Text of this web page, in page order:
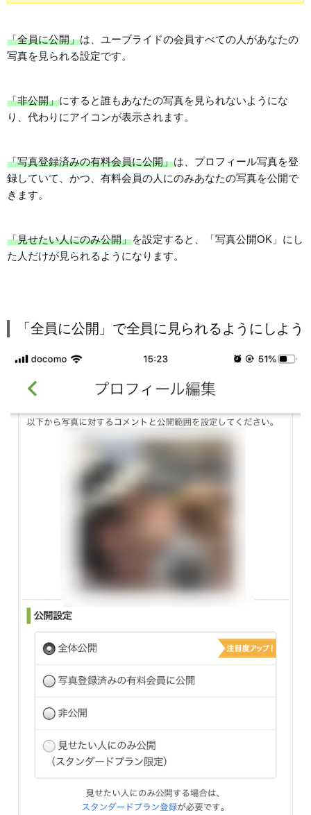
「全員に公開」は、ユーブライドの会員すべての人があなたの
写真を見られる設定です。
「非公開」にすると誰もあなたの写真を見られないようにな
り、代わりにアイコンが表示されます。
「写真登録済みの有料会員に公開」は、プロフィール写真を登
録していて、かつ、有料会員の人にのみあなたの写真を公開で
きます。
「見せたい人にのみ公開」を設定すると、「写真公開OK」にし
た人だけが見られるようになります。
「全員に公開」で全員に見られるようにしよう